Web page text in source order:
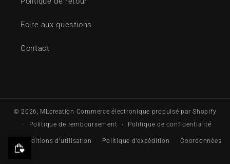
Foire aux questions
Contact
© 2026, MLcreation Commerce électronique propulsé par Shopify
Politique de remboursement
Politique de confidentialité
Conditions d’utilisation Politique d’expédition Coordonnées